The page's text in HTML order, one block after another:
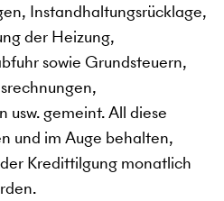
Instandhaltungsrücklage,
der Heizung,
sowie Grundsteuern,
gemeint. All diese
und im Auge behalten,
Kredittilgung monatlich